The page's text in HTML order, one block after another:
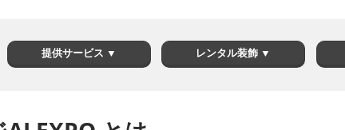
提供サービス ▼ レンタル装飾 ▼